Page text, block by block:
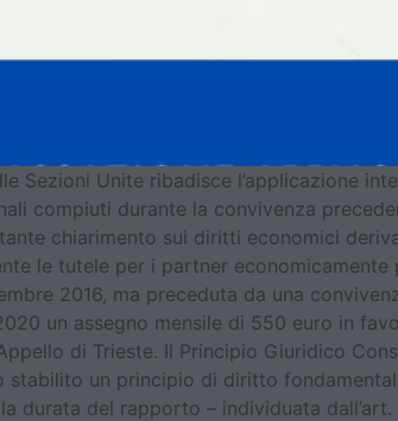
Sezioni Unite ribadisce l’applicazione
compiuti durante la convivenza
chiarimento sui diritti economici
le tutele per i partner
2016, ma preceduta da una
un assegno mensile di 550 euro in
di Trieste. Il Principio Giuridico
un principio di diritto
durata del rapporto – individuata